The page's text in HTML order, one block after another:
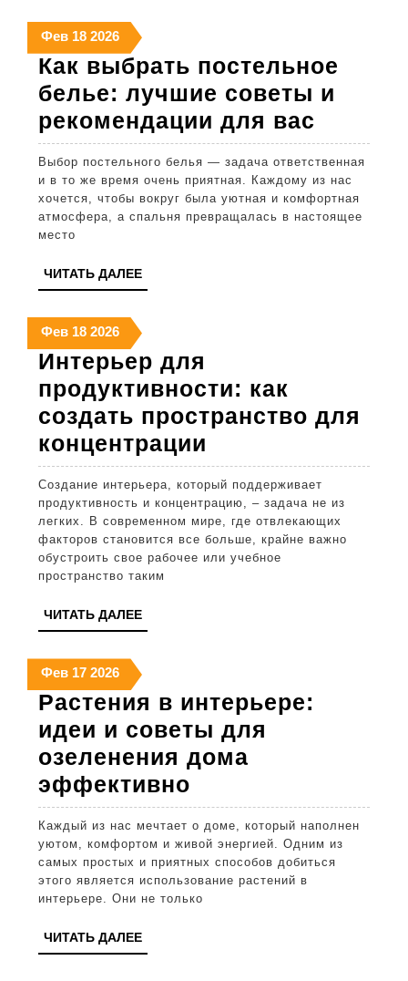
Фев18
февраля
2026
1818
февраля
2026
202618
февраля
2026
Как выбрать постельное
белье: лучшие советы и
рекомендации для вас
белье:
лучшие
Выбор постельного белья — задача ответственная
и в то же время очень приятная. Каждому из нас
хочется, чтобы вокруг была уютная и комфортная
атмосфера, а спальня превращалась в настоящее
место
ЧИТАТЬ ДАЛЕЕЧИТАТЬ
ДАЛЕЕ
Фев18
февраля
2026
1818
февраля
2026
202618
февраля
2026
Интерьер для
продуктивности: как
создать пространство для
концентрации
для
как
создать
Создание интерьера, который поддерживает
продуктивность и концентрацию, – задача не из
легких. В современном мире, где отвлекающих
факторов становится все больше, крайне важно
обустроить свое рабочее или учебное
пространство таким
ЧИТАТЬ ДАЛЕЕЧИТАТЬ
ДАЛЕЕ
Фев17
февраля
2026
1717
февраля
2026
202617
февраля
2026
Растения в интерьере:
идеи и советы для
озеленения дома
эффективно
в
интерьере:
идеи
и
Каждый из нас мечтает о доме, который наполнен
уютом, комфортом и живой энергией. Одним из
самых простых и приятных способов добиться
этого является использование растений в
интерьере. Они не только
ЧИТАТЬ ДАЛЕЕЧИТАТЬ
ДАЛЕЕ